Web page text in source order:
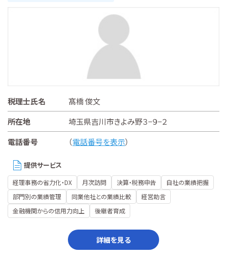
税理士氏名
髙橋 俊文
所在地
埼玉県吉川市きよみ野３−９−２
電話番号
（電話番号を表示）
提供サービス
経理事務の省力化・DX 月次訪問 決算・税務申告
自社の業績把握
部門別の業績管理
同業他社との業績比較
経営助言
金融機関からの信用力向上
後継者育成
詳細を見る